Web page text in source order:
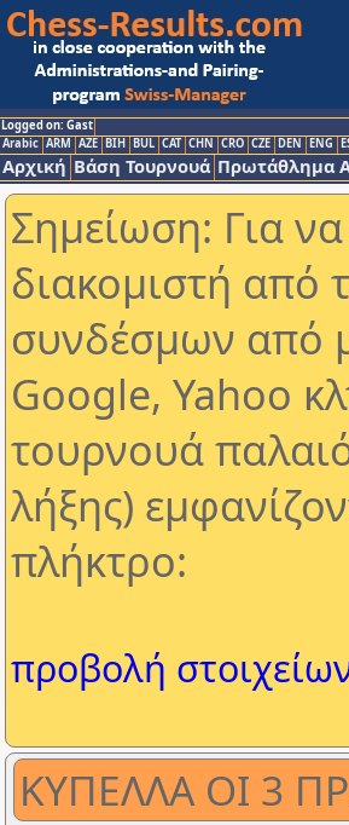
Logged on: Gast
Arabic ARM AZE BIH BUL CAT CHN CRO CZE DEN ENG
Αρχική Βάση Τουρνουά Πρωτάθλημα
Σημείωση: Για
διακομιστή από
συνδέσμων από
Google, Yahoo
τουρνουά
λήξης)
πλήκτρο:
προβολή
ΚΥΠΕΛΛΑ ΟΙ 3